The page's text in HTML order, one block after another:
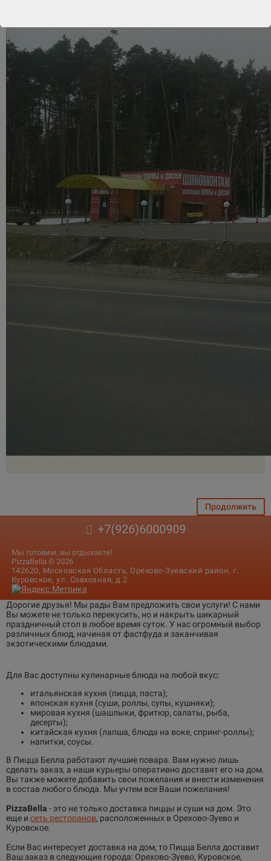
Продолжить
+7(926)6000909
Мы готовим, вы отдыхаете!
PizzaBella © 2026
142620, Московская Область, Орехово-Зуевский район, г.
Куровское, ул. Совхозная, д.2
Дорогие друзья! Мы рады Вам предложить свои услуги! С нами
Вы можете не только перекусить, но и накрыть шикарный
праздничный стол в любое время суток. У нас огромный выбор
различных блюд, начиная от фастфуда и заканчивая
экзотическими блюдами.
Для Вас доступны кулинарные блюда на любой вкус:
итальянская кухня (пицца, паста);
японская кухня (суши, роллы, супы, кушняки);
мировая кухня (шашлыки, фритюр, салаты, рыба,
десерты);
китайская кухня (лапша, блюда на воке, спринг-роллы);
напитки, соусы.
В Пицца Белла работают лучшие повара. Вам нужно лишь
сделать заказ, а наши курьеры оперативно доставят его на дом.
Вы также можете добавить свои пожелания и внести изменения
в состав любого блюда. Мы учтем все Ваши пожелания!
PizzaBella - это не только доставка пиццы и суши на дом. Это
еще и сеть ресторанов, расположенных в Орехово-Зуево и
Куровское.
Если Вас интересует доставка на дом, то Пицца Белла доставит
Ваш заказ в следующие города: Орехово-Зуево, Куровское,